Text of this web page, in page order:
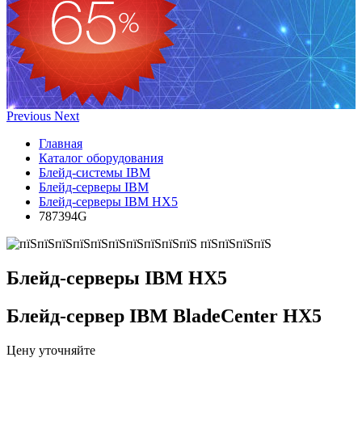
Previous Next
Главная
Каталог оборудования
Блейд-системы IBM
Блейд-серверы IBM
Блейд-серверы IBM HX5
787394G
Блейд-серверы IBM HX5
Блейд-сервер IBM BladeCenter HX5
Цену уточняйте